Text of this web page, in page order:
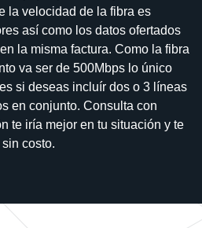
la velocidad de la fibra es
así como los datos ofertados
la misma factura. Como la fibra
va ser de 500Mbps lo único
si deseas incluír dos o 3 líneas
en conjunto. Consulta con
te iría mejor en tu situación y te
costo.